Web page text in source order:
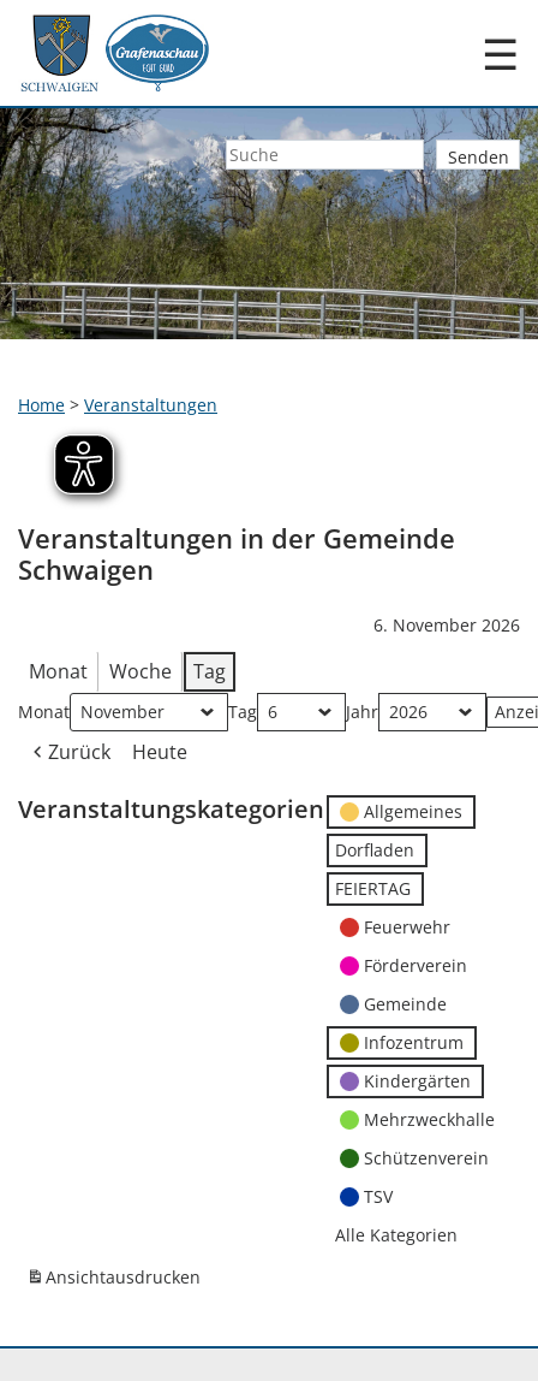
☰
Home > Veranstaltungen
Veranstaltungen in der Gemeinde
Schwaigen
6. November 2026
Monat Woche Tag
Monat Tag Jahr
Zurück Heute
Veranstaltungskategorien
Allgemeines
Dorfladen
FEIERTAG
Feuerwehr
Förderverein
Gemeinde
Infozentrum
Kindergärten
Mehrzweckhalle
Schützenverein
TSV
Alle Kategorien
Ansichtausdrucken